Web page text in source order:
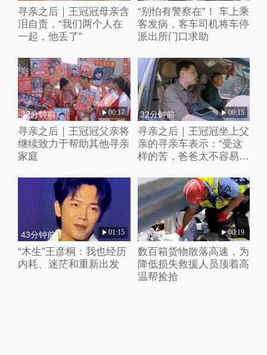
寻亲之后｜王冠冠母亲含
泪自责，“我们两个人在
一起，他丢了”
“别怕有警察在”！ 车上乘
客发病，客车司机将车停
派出所门口求助
32分钟前 00:17
寻亲之后｜王冠冠父亲将
继续致力于帮助其他寻亲
家庭
32分钟前 00:15
寻亲之后｜王冠冠坐上父
亲的寻亲车表示：“受这
样的苦，爸爸太不容易
43分钟前 01:15
“木生”王彦桐：我也经历
内耗、迷茫和重新出发
1小时前 00:19
数百箱货物散落高速，为
降低损失救援人员顶着高
温帮捡拾